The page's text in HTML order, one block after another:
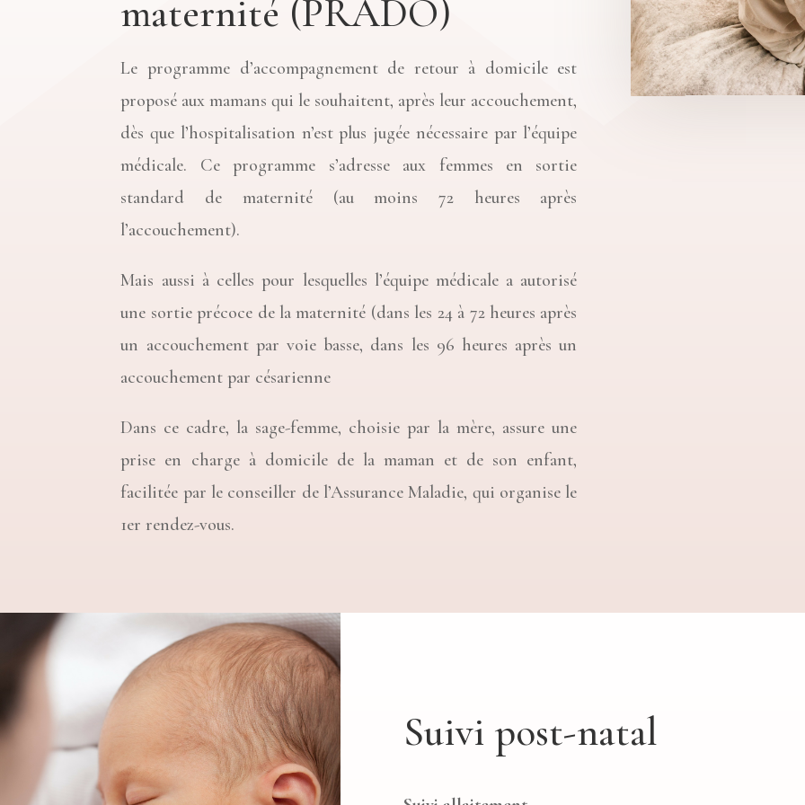
maternité (PRADO)
Le programme d’accompagnement de retour à domicile est
proposé aux mamans qui le souhaitent, après leur accouchement,
dès que l’hospitalisation n’est plus jugée nécessaire par l’équipe
médicale. Ce programme s’adresse aux femmes en sortie
standard de maternité (au moins 72 heures après
l’accouchement).
Mais aussi à celles pour lesquelles l’équipe médicale a autorisé
une sortie précoce de la maternité (dans les 24 à 72 heures après
un accouchement par voie basse, dans les 96 heures après un
accouchement par césarienne
Dans ce cadre, la sage-femme, choisie par la mère, assure une
prise en charge à domicile de la maman et de son enfant,
facilitée par le conseiller de l’Assurance Maladie, qui organise le
1er rendez-vous.
Suivi post-natal